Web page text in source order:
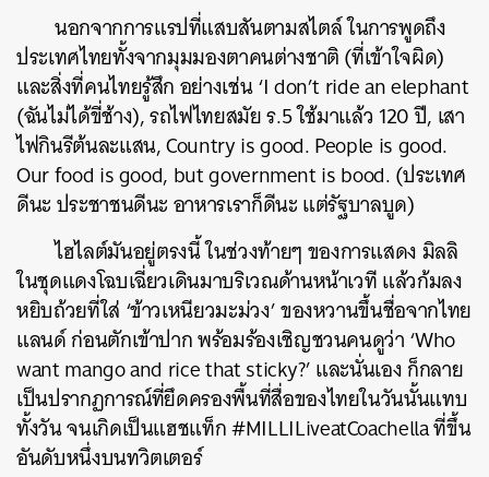
นอกจากการแรปที่แสบสันตามสไตล์ ในการพูดถึง
ประเทศไทยทั้งจากมุมมองตาคนต่างชาติ (ที่เข้าใจผิด)
และสิ่งที่คนไทยรู้สึก อย่างเช่น ‘I don’t ride an elephant
(ฉันไม่ได้ขี่ช้าง), รถไฟไทยสมัย ร.5 ใช้มาแล้ว 120 ปี, เสา
ไฟกินรีต้นละแสน, Country is good. People is good.
Our food is good, but government is bood. (ประเทศ
ดีนะ ประชาชนดีนะ อาหารเราก็ดีนะ แต่รัฐบาลบูด)
ไฮไลต์มันอยู่ตรงนี้ ในช่วงท้ายๆ ของการแสดง มิลลิ
ในชุดแดงโฉบเฉี่ยวเดินมาบริเวณด้านหน้าเวที แล้วก้มลง
หยิบถ้วยที่ใส่ ‘ข้าวเหนียวมะม่วง’ ของหวานขึ้นชื่อจากไทย
แลนด์ ก่อนตักเข้าปาก พร้อมร้องเชิญชวนคนดูว่า ‘Who
want mango and rice that sticky?’ และนั่นเอง ก็กลาย
เป็นปรากฏการณ์ที่ยึดครองพื้นที่สื่อของไทยในวันนั้นแทบ
ทั้งวัน จนเกิดเป็นแฮชแท็ก#MILLILiveatCoachellaที่ขึ้น
อันดับหนึ่งบนทวิตเตอร์